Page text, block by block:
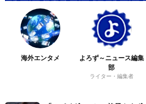
海外エンタメ
よろず～ニュース編集
部
ライター・編集者